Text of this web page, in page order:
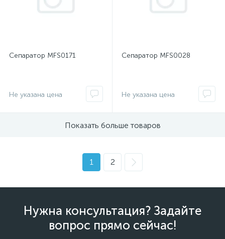
Сепаратор MFS0171
Не указана цена
Сепаратор MFS0028
Не указана цена
Показать больше товаров
1 2
Нужна консультация? Задайте
вопрос прямо сейчас!